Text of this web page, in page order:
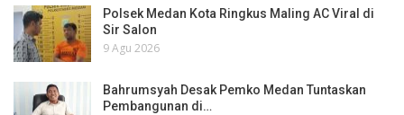
Polsek Medan Kota Ringkus Maling AC Viral di
Sir Salon
9 Agu 2026
Bahrumsyah Desak Pemko Medan Tuntaskan
Pembangunan di…